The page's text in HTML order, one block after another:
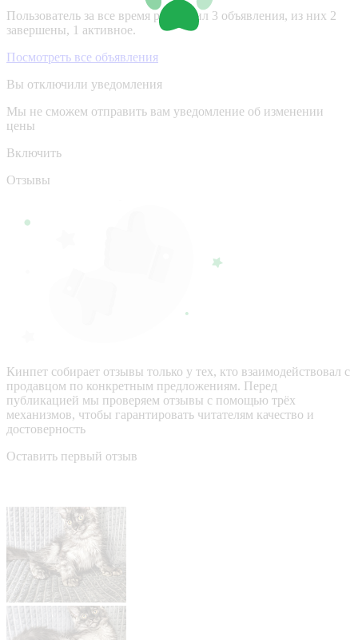
Пользователь за все время разместил 3 объявления, из них 2
завершены, 1 активное.
Посмотреть все объявления
Вы отключили уведомления
Мы не сможем отправить вам уведомление об изменении
цены
Включить
Отзывы
Кинпет собирает отзывы только у тех, кто взаимодействовал с
продавцом по конкретным предложениям. Перед
публикацией мы проверяем отзывы с помощью трёх
механизмов, чтобы гарантировать читателям качество и
достоверность
Оставить первый отзыв